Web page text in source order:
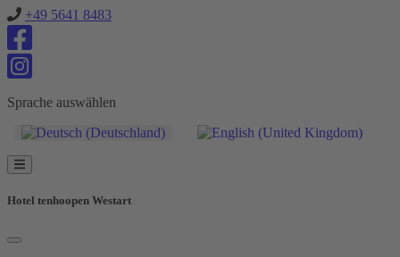
+49 5641 8483
Sprache auswählen
Hotel tenhoopen Westart